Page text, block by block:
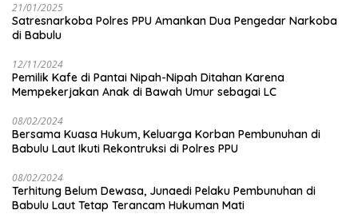
21/01/2025
Satresnarkoba Polres PPU Amankan Dua Pengedar Narkoba
di Babulu
12/11/2024
Pemilik Kafe di Pantai Nipah-Nipah Ditahan Karena
Mempekerjakan Anak di Bawah Umur sebagai LC
08/02/2024
Bersama Kuasa Hukum, Keluarga Korban Pembunuhan di
Babulu Laut Ikuti Rekontruksi di Polres PPU
08/02/2024
Terhitung Belum Dewasa, Junaedi Pelaku Pembunuhan di
Babulu Laut Tetap Terancam Hukuman Mati